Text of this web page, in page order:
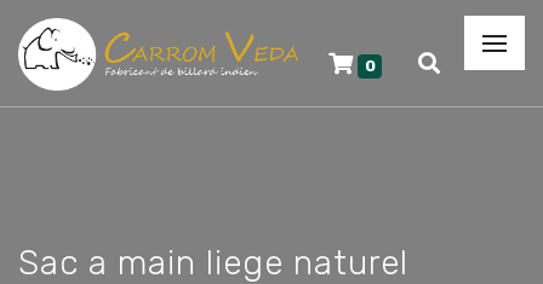
0
Sac a main liege naturel